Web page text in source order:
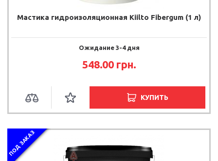
Мастика гидроизоляционная Kiilto Fibergum (1 л)
Ожидание 3-4 дня
548.00 грн.
КУПИТЬ
ПОД ЗАКАЗ